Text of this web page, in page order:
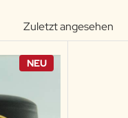
Zuletzt angesehen
NEU